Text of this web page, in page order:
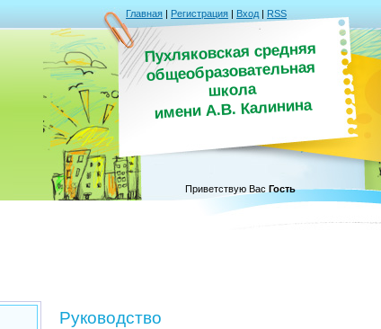
Главная | Регистрация | Вход | RSS
Пухляковская средняя
общеобразовательная
школа
имени А.В. Калинина
Приветствую Вас Гость
Руководство